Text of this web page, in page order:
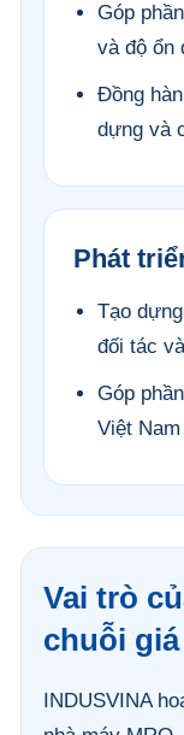
Góp
và độ ổn
Đồng
dựng và
Phát
Tạo
đối tác
Góp
Việt
Vai trò
chuỗi
INDUSVINA